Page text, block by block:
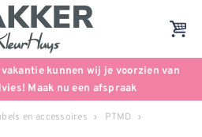
kunnen wij je voorzien van
Maak nu een afspraak
en accessoires PTMD